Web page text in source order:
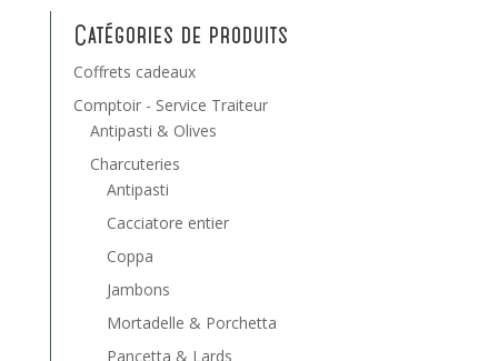
Catégories de produits
Coffrets cadeaux
Comptoir - Service Traiteur
Antipasti & Olives
Charcuteries
Antipasti
Cacciatore entier
Coppa
Jambons
Mortadelle & Porchetta
Pancetta & Lards